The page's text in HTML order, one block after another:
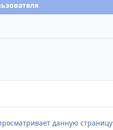
данную страницу